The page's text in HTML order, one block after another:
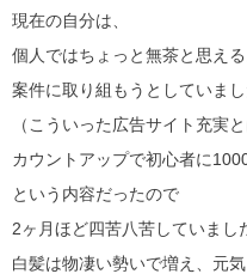
現在の自分は、
個人ではちょっと無茶と思え
案件に取り組もうとしていまし
（こういった広告サイト充実
カウントアップで初心者に
という内容だったので
2ヶ月ほど四苦八苦していまし
白髪は物凄い勢いで増え、元